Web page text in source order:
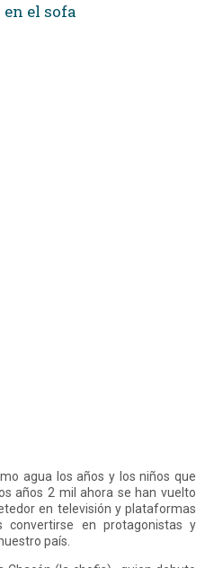
en el sofa
agua los años y los niños que
años 2 mil ahora se han vuelto
en televisión y plataformas
convertirse en protagonistas y
país.